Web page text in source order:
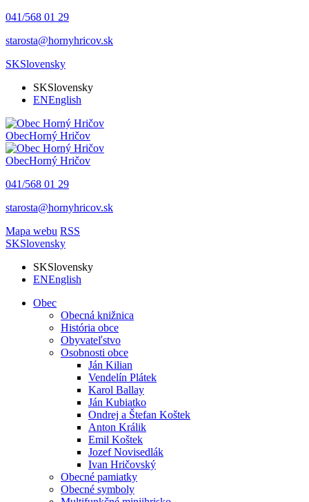
041/568 01 29
starosta@hornyhricov.sk
SKSlovensky
SKSlovensky
ENEnglish
ObecHorný Hričov
ObecHorný Hričov
041/568 01 29
starosta@hornyhricov.sk
Mapa webu RSS
SKSlovensky
SKSlovensky
ENEnglish
Obec
Obecná knižnica
História obce
Obyvateľstvo
Osobnosti obce
Ján Kilian
Vendelín Plátek
Karol Ballay
Ján Kubiatko
Ondrej a Štefan Koštek
Anton Králik
Emil Koštek
Jozef Novisedlák
Ivan Hričovský
Obecné pamiatky
Obecné symboly